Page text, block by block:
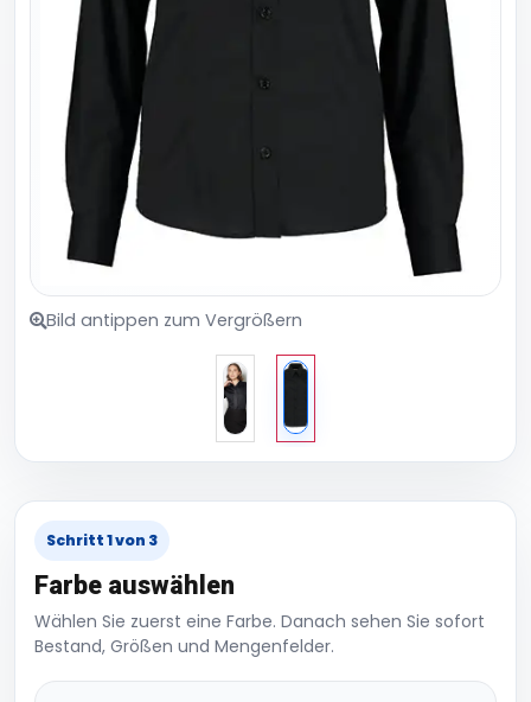
Bild antippen zum Vergrößern
Schritt 1 von 3
Farbe auswählen
Wählen Sie zuerst eine Farbe. Danach sehen Sie sofort
Bestand, Größen und Mengenfelder.